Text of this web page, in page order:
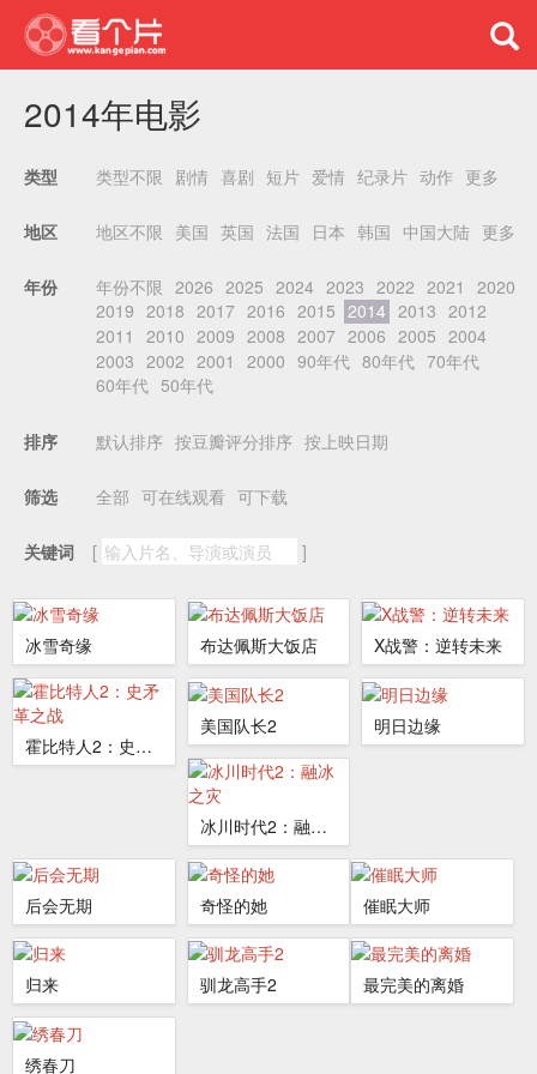
2014年电影
类型 类型不限 剧情 喜剧 短片 爱情 纪录片 动作 更多
地区 地区不限 美国 英国 法国 日本 韩国 中国大陆 更多
年份 年份不限 2026 2025 2024 2023 2022 2021
2020
2019 2018 2017 2016 2015 2014 2013 2012
2011
2010 2009 2008 2007 2006 2005 2004
2003 2002 2001 2000 90年代 80年代 70年代
60年代 50年代
排序 默认排序 按豆瓣评分排序 按上映日期
筛选 全部 可在线观看 可下载
关键词 [ ]
冰雪奇缘 布达佩斯大饭店 X战警：逆转未来
霍比特人2：史矛革之战
美国队长2 明日边缘
冰川时代2：融冰之灾
后会无期 奇怪的她 催眠大师
归来 驯龙高手2 最完美的离婚
绣春刀